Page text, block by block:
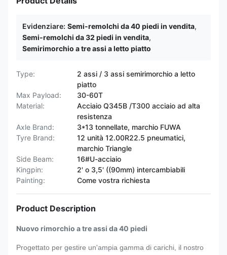
Evidenziare: Semi-remolchi da 40 piedi in vendita,
Semi-remolchi da 32 piedi in vendita,
Semirimorchio a tre assi a letto piatto
Type:
2 assi / 3 assi semirimorchio a letto
piatto
Max Payload:
30-60T
Material:
Acciaio Q345B /T300 acciaio ad alta
resistenza
Axle Brand:
3*13 tonnellate, marchio FUWA
Tyre Brand:
12 unità 12.00R22.5 pneumatici,
marchio Triangle
Side Beam:
16#U-acciaio
Kingpin:
2' o 3,5' ((90mm) intercambiabili
Painting:
Come vostra richiesta
Product Description
Nuovo rimorchio a tre assi da 40 piedi
Progettato per gestire un'ampia gamma di carichi, il nostro